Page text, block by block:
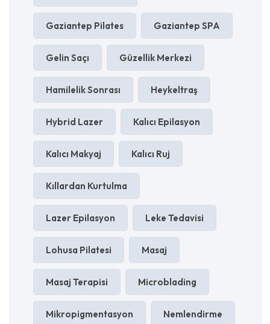
Gaziantep Pilates Gaziantep SPA
Gelin Saçı Güzellik Merkezi
Hamilelik Sonrası Heykeltraş
Hybrid Lazer Kalıcı Epilasyon
Kalıcı Makyaj Kalıcı Ruj
Kıllardan Kurtulma
Lazer Epilasyon Leke Tedavisi
Lohusa Pilatesi Masaj
Masaj Terapisi Microblading
Mikropigmentasyon Nemlendirme